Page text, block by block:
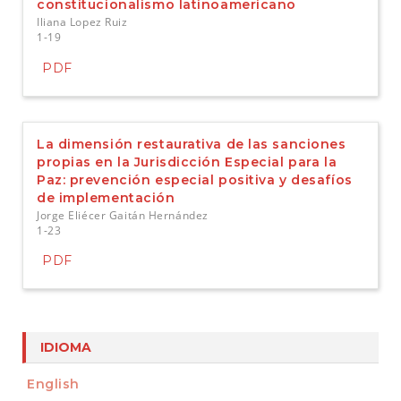
constitucionalismo latinoamericano
Iliana Lopez Ruiz
1-19
PDF
La dimensión restaurativa de las sanciones
propias en la Jurisdicción Especial para la
Paz: prevención especial positiva y desafíos
de implementación
Jorge Eliécer Gaitán Hernández
1-23
PDF
IDIOMA
English